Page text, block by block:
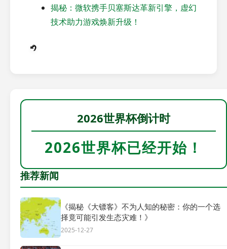
揭秘：微软携手贝塞斯达革新引擎，虚幻
技术助力游戏焕新升级！
2026世界杯倒计时
2026世界杯已经开始！
推荐新闻
《揭秘《大镖客》不为人知的秘密：你的一个选
择竟可能引发生态灾难！》
2025-12-27